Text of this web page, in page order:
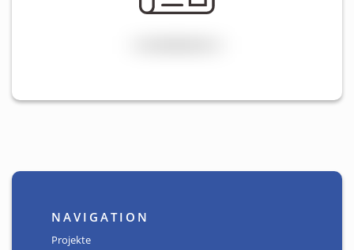
NAVIGATION
Projekte